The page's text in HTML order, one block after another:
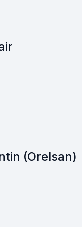
(Orelsan)